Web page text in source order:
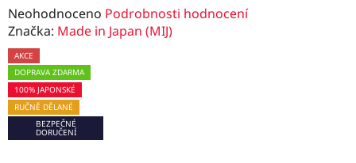
Průměrné
hodnocení
produktu
je
0,0
z
5
hvězdiček.
Neohodnoceno Podrobnosti hodnocení
Značka: Made in Japan (MIJ)
AKCE
DOPRAVA ZDARMA
100% JAPONSKÉ
RUČNĚ DĚLANÉ
BEZPEČNÉ
DORUČENÍ